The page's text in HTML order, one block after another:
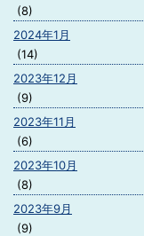
(8)
2024年1月
(14)
2023年12月
(9)
2023年11月
(6)
2023年10月
(8)
2023年9月
(9)